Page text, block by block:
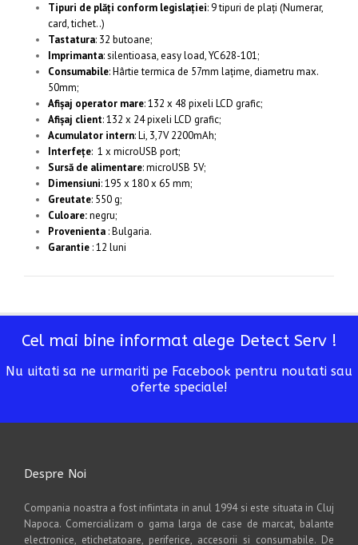
Tipuri de plăți conform legislației: 9 tipuri de plați (Numerar,
card, tichet..)
Tastatura: 32 butoane;
Imprimanta: silentioasa, easy load, YC628-101;
Consumabile: Hârtie termica de 57mm lațime, diametru max.
50mm;
Afișaj operator mare: 132 x 48 pixeli LCD grafic;
Afișaj client: 132 x 24 pixeli LCD grafic;
Acumulator intern: Li, 3,7V 2200mAh;
Interfețe: 1 x microUSB port;
Sursă de alimentare: microUSB 5V;
Dimensiuni: 195 х 180 х 65 mm;
Greutate: 550 g;
Culoare:negru;
Provenienta : Bulgaria.
Garantie : 12 luni
Cel mai bine informat alege Detect Serv !
Nu uitati sa ne urmariti pe Facebook pentru noutati sau
oferte speciale!
Despre Noi
Compania noastra a fost infiintata in anul 1994 si este situata in Cluj
Napoca. Comercializam o gama larga de case de marcat, balante
electronice, etichetatoare, periferice, accesorii si consumabile. De